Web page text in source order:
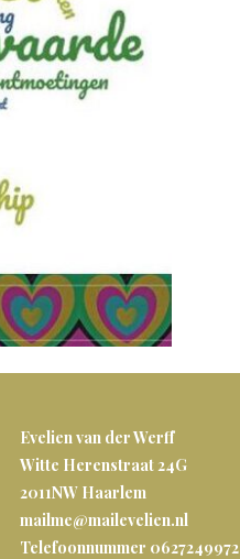
Evelien van der Werff
Witte Herenstraat 24G
2011NW Haarlem
mailme@mailevelien.nl
Telefoonnummer 0627249972